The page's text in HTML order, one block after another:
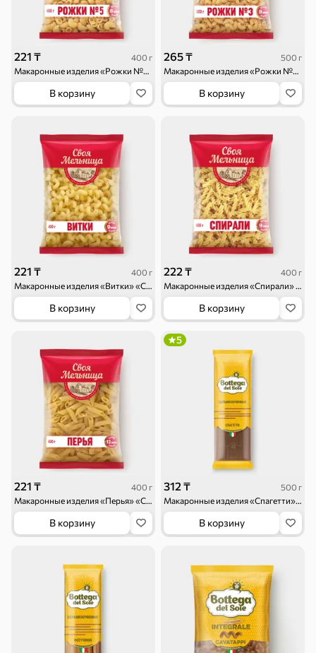
221 ₸
400 г
Макаронные изделия «Рожки №5» «Своя Мельница», 400 г
В корзину
265 ₸
500 г
Макаронные изделия «Рожки №3» «Своя Мельница», 500 г
В корзину
221 ₸
400 г
Макаронные изделия «Витки» «Своя Мельница», 400 г
В корзину
222 ₸
400 г
Макаронные изделия «Спирали» «Своя Мельница», 400 г
В корзину
221 ₸
400 г
Макаронные изделия «Перья» «Своя Мельница», 400 г
В корзину
312 ₸
500 г
Макаронные изделия «Спагетти», цельнозерновые «Bottega del Sole», 500 г
5
В корзину